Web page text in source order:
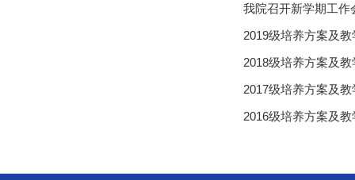
我院召开新学期工作
2019级培养方案及
2018级培养方案及
2017级培养方案及
2016级培养方案及